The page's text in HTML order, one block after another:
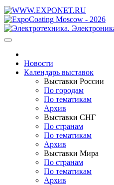
Новости
Календарь выставок
Выставки России
По городам
По тематикам
Архив
Выставки СНГ
По странам
По тематикам
Архив
Выставки Мира
По странам
По тематикам
Архив